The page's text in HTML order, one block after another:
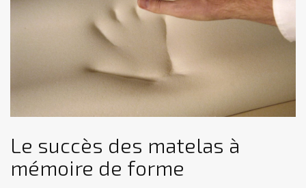
Le succès des matelas à
mémoire de forme